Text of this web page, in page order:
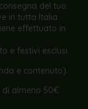
del tuo
in tutta Italia.
effettuato in
e festivi esclusi.
e contenuto).
di almeno 50€